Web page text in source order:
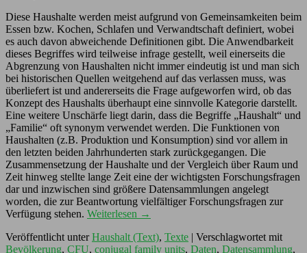
Diese Haushalte werden meist aufgrund von Gemeinsamkeiten beim
Essen bzw. Kochen, Schlafen und Verwandtschaft definiert, wobei
es auch davon abweichende Definitionen gibt. Die Anwendbarkeit
dieses Begriffes wird teilweise infrage gestellt, weil einerseits die
Abgrenzung von Haushalten nicht immer eindeutig ist und man sich
bei historischen Quellen weitgehend auf das verlassen muss, was
überliefert ist und andererseits die Frage aufgeworfen wird, ob das
Konzept des Haushalts überhaupt eine sinnvolle Kategorie darstellt.
Eine weitere Unschärfe liegt darin, dass die Begriffe „Haushalt“ und
„Familie“ oft synonym verwendet werden. Die Funktionen von
Haushalten (z.B. Produktion und Konsumption) sind vor allem in
den letzten beiden Jahrhunderten stark zurückgegangen. Die
Zusammensetzung der Haushalte und der Vergleich über Raum und
Zeit hinweg stellte lange Zeit eine der wichtigsten Forschungsfragen
dar und inzwischen sind größere Datensammlungen angelegt
worden, die zur Beantwortung vielfältiger Forschungsfragen zur
Verfügung stehen. Weiterlesen →
Veröffentlicht unter Haushalt (Text), Texte | Verschlagwortet mit
Bevölkerung, CFU, conjugal family units, Daten, Datensammlung,